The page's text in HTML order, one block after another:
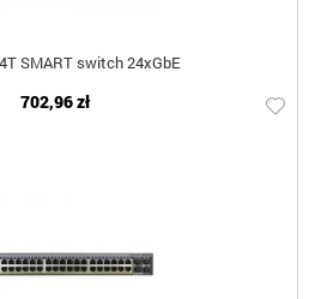
SMART switch 24xGbE
702,96 zł